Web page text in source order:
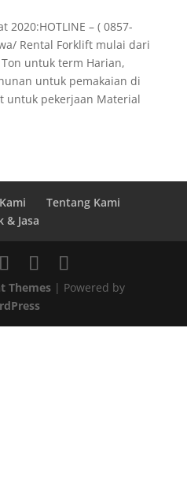
2020:HOTLINE – ( 0857-
Rental Forklift mulai dari
untuk term Harian,
untuk pemakaian di
untuk pekerjaan Material
Tentang Kami
& Jasa
Themes| Powered by